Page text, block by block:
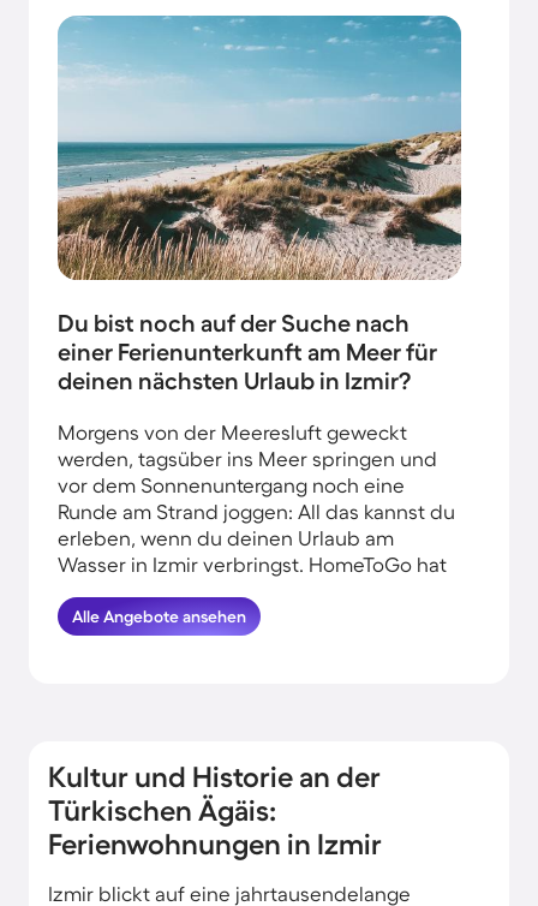
Du bist noch auf der Suche nach
einer Ferienunterkunft am Meer für
deinen nächsten Urlaub in Izmir?
Morgens von der Meeresluft geweckt
werden, tagsüber ins Meer springen und
vor dem Sonnenuntergang noch eine
Runde am Strand joggen: All das kannst du
erleben, wenn du deinen Urlaub am
Wasser in Izmir verbringst. HomeToGo hat
herausgesucht. Finde hier die schönsten
Ferienunterkünfte an der Küste in Izmir und
Alle Angebote ansehen
Kultur und Historie an der
Türkischen Ägäis:
Ferienwohnungen in Izmir
Izmir blickt auf eine jahrtausendelange